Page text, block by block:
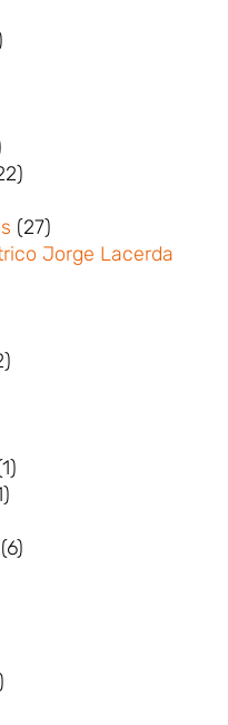
(27)
Jorge Lacerda
(6)